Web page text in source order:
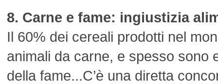
8. Carne e fame: ingiustizia
Il 60% dei cereali prodotti nel
animali da carne, e spesso sono
della fame...C’è una diretta